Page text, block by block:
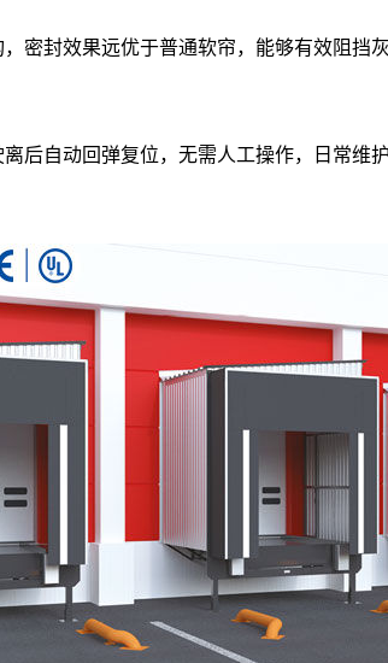
密封效果远优于普通软帘，能够有效阻挡
后自动回弹复位，无需人工操作，日常维